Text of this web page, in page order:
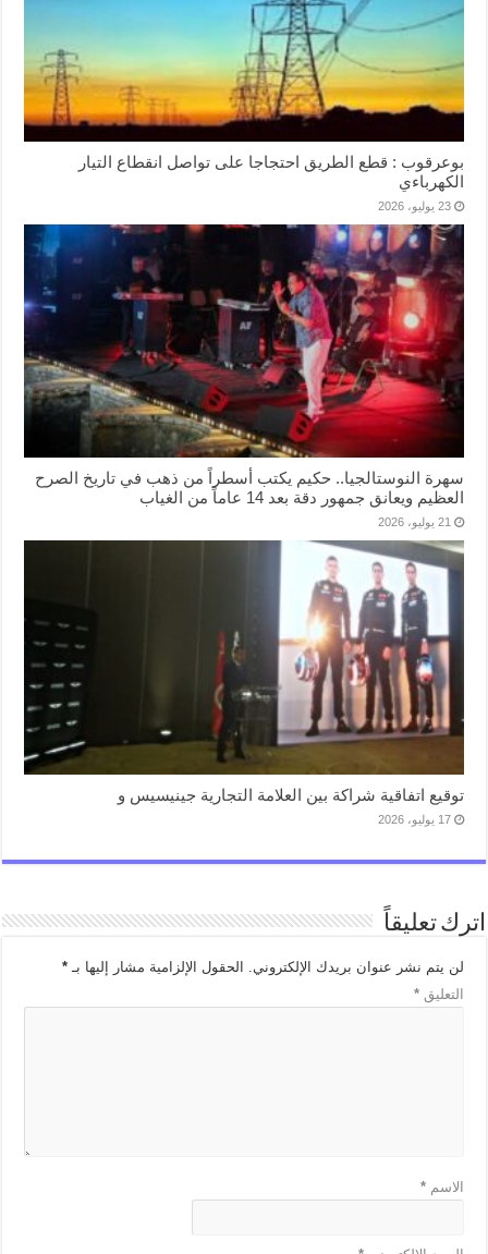
بوعرقوب : قطع الطريق احتجاجا على تواصل انقطاع التيار
الكهرباءي
23 يوليو، 2026
سهرة النوستالجيا.. حكيم يكتب أسطراً من ذهب في تاريخ الصرح
العظيم ويعانق جمهور دقة بعد 14 عاماً من الغياب
21 يوليو، 2026
توقيع اتفاقية شراكة بين العلامة التجارية جينيسيس و
17 يوليو، 2026
اترك تعليقاً
لن يتم نشر عنوان بريدك الإلكتروني. الحقول الإلزامية مشار إليها بـ*
التعليق*
الاسم*